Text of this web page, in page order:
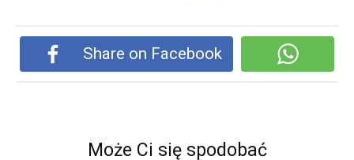
Share on Facebook
Może Ci się spodobać